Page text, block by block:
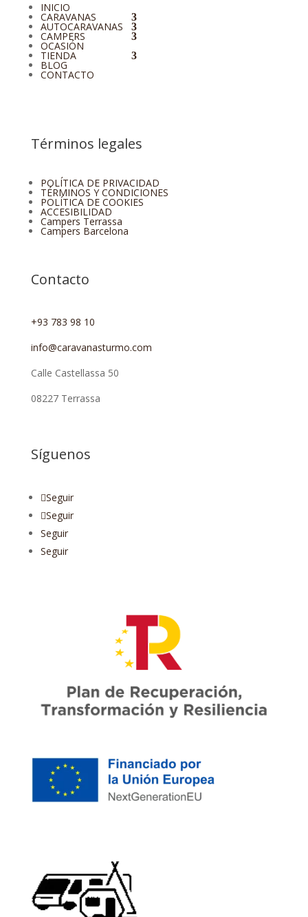
INICIO
CARAVANAS
AUTOCARAVANAS
CAMPERS
OCASIÓN
TIENDA
BLOG
CONTACTO
Términos legales
POLÍTICA DE PRIVACIDAD
TÉRMINOS Y CONDICIONES
POLÍTICA DE COOKIES
ACCESIBILIDAD
Campers Terrassa
Campers Barcelona
Contacto
+93 783 98 10
info@caravanasturmo.com
Calle Castellassa 50
08227 Terrassa
Síguenos
Seguir
Seguir
Seguir
Seguir